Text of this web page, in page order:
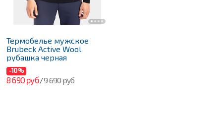
Термобелье мужское
Brubeck Active Wool
рубашка черная
-10%
8 690 руб/9 690 руб